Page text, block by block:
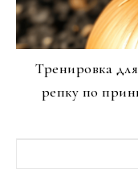
Тренировка
репку по